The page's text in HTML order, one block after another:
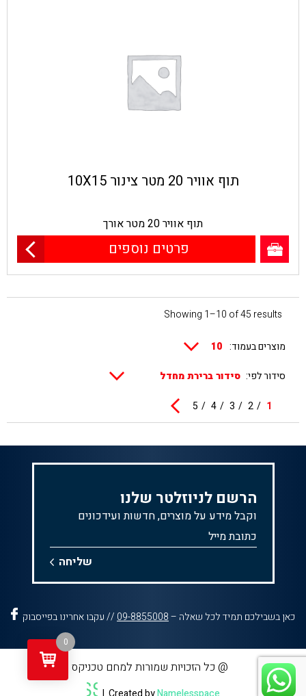
תוף אוויר 20 מטר צינור 10X15
תוף אוויר 20 מטר אורך
פרטים נוספים
Showing 1–10 of 45 results
מוצרים בעמוד:
סידור לפי:
1
2
3
4
5
הרשם לניוזלטר שלנו
וקבל מידע על מוצרים, חדשות ועידכונים
כאן בשבילכם תמיד לכל שאלה –09-8855008 // עקבו אחרינו בפייסבוק
@ כל הזכויות שמורות למחם טכניקס
0